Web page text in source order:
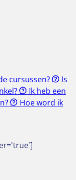
cursussen?
Is
Ik heb een
Hoe word ik